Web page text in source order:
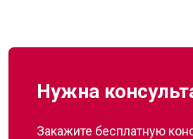
Нужна
Закажите бесплатную